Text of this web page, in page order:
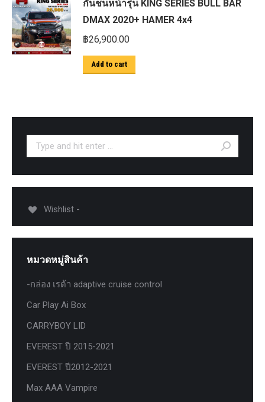
กันชนหน้ารุ่น KING SERIES BULL BAR
DMAX 2020+ HAMER 4x4
฿26,900.00
Add to cart
Search:
Wishlist -
หมวดหมู่สินค้า
-กล่อง เรด้า adaptive cruise control
Car Play Ai Box
CARRYBOY LID
EVEREST ปี 2015-2021
EVEREST ปี2012-2021
Max AAA Vampire